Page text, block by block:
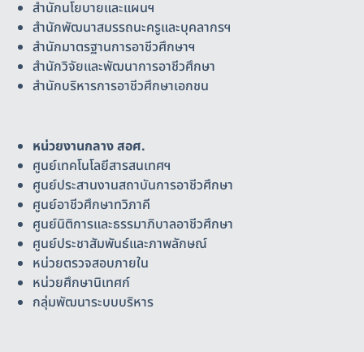
สำนักนโยบายและแผนฯ
สำนักพัฒนาสมรรถนะครูและบุคลากรฯ
สำนักมาตรฐานการอาชีวศึกษาฯ
สำนักวิจัยและพัฒนาการอาชีวศึกษา
สำนักบริหารการอาชีวศึกษาเอกชน
หน่วยงานกลาง สอศ.
ศูนย์เทคโนโลยีสารสนเทศฯ
ศูนย์ประสานงานสถาบันการอาชีวศึกษา
ศูนย์อาชีวศึกษาทวิภาคี
ศูนย์นิติการและธรรมาภิบาลอาชีวศึกษา
ศูนย์ประชาสัมพันธ์และภาพลักษณ์
หน่วยตรวจสอบภายใน
หน่วยศึกษานิเทศก์
กลุ่มพัฒนาระบบบริหาร